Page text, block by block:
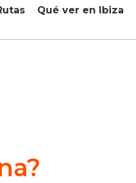
Qué ver en Ibiza